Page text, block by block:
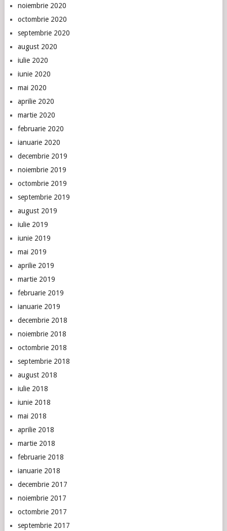
noiembrie 2020
octombrie 2020
septembrie 2020
august 2020
iulie 2020
iunie 2020
mai 2020
aprilie 2020
martie 2020
februarie 2020
ianuarie 2020
decembrie 2019
noiembrie 2019
octombrie 2019
septembrie 2019
august 2019
iulie 2019
iunie 2019
mai 2019
aprilie 2019
martie 2019
februarie 2019
ianuarie 2019
decembrie 2018
noiembrie 2018
octombrie 2018
septembrie 2018
august 2018
iulie 2018
iunie 2018
mai 2018
aprilie 2018
martie 2018
februarie 2018
ianuarie 2018
decembrie 2017
noiembrie 2017
octombrie 2017
septembrie 2017